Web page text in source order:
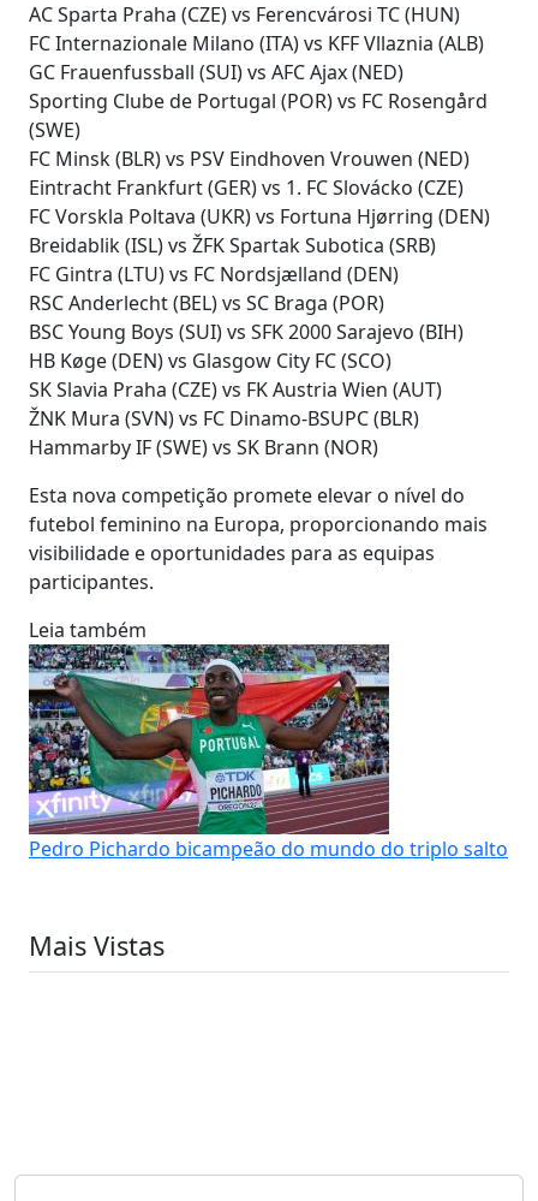
AC Sparta Praha (CZE) vs Ferencvárosi TC (HUN)
FC Internazionale Milano (ITA) vs KFF Vllaznia (ALB)
GC Frauenfussball (SUI) vs AFC Ajax (NED)
Sporting Clube de Portugal (POR) vs FC Rosengård
(SWE)
FC Minsk (BLR) vs PSV Eindhoven Vrouwen (NED)
Eintracht Frankfurt (GER) vs 1. FC Slovácko (CZE)
FC Vorskla Poltava (UKR) vs Fortuna Hjørring (DEN)
Breidablik (ISL) vs ŽFK Spartak Subotica (SRB)
FC Gintra (LTU) vs FC Nordsjælland (DEN)
RSC Anderlecht (BEL) vs SC Braga (POR)
BSC Young Boys (SUI) vs SFK 2000 Sarajevo (BIH)
HB Køge (DEN) vs Glasgow City FC (SCO)
SK Slavia Praha (CZE) vs FK Austria Wien (AUT)
ŽNK Mura (SVN) vs FC Dinamo-BSUPC (BLR)
Hammarby IF (SWE) vs SK Brann (NOR)
Esta nova competição promete elevar o nível do
futebol feminino na Europa, proporcionando mais
visibilidade e oportunidades para as equipas
participantes.
Leia também
Pedro Pichardo bicampeão do mundo do triplo salto
Mais Vistas